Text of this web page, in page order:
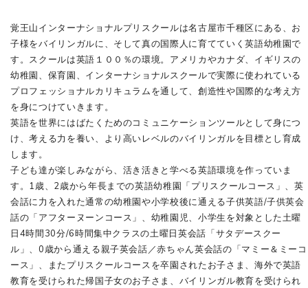
覚王山インターナショナルプリスクールは名古屋市千種区にある、お
子様をバイリンガルに、そして真の国際人に育てていく英語幼稚園で
す。スクールは英語１００％の環境。アメリカやカナダ、イギリスの
幼稚園、保育園、インターナショナルスクールで実際に使われている
プロフェッショナルカリキュラムを通して、創造性や国際的な考え方
を身につけていきます。
英語を世界にはばたくためのコミュニケーションツールとして身につ
け、考える力を養い、より高いレベルのバイリンガルを目標とし育成
します。
子ども達が楽しみながら、活き活きと学べる英語環境を作っていま
す。1歳、2歳から年長までの英語幼稚園「プリスクールコース」、英
会話に力を入れた通常の幼稚園や小学校後に通える子供英語/子供英会
話の「アフターヌーンコース」、幼稚園児、小学生を対象とした土曜
日4時間30分/6時間集中クラスの土曜日英会話「サタデースクー
ル」、0歳から通える親子英会話／赤ちゃん英会話の「マミー＆ミーコ
ース」、またプリスクールコースを卒園されたお子さま、海外で英語
教育を受けられた帰国子女のお子さま、バイリンガル教育を受けられ